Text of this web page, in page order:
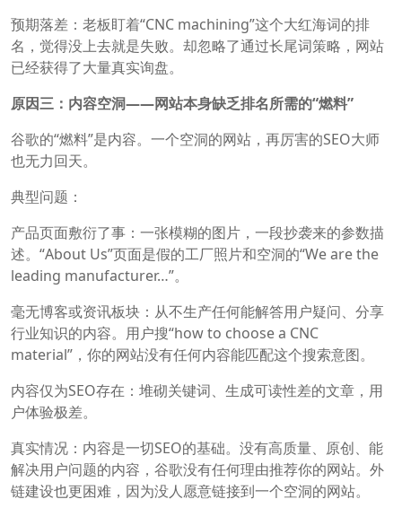
预期落差：老板盯着“CNC machining”这个大红海词的排
名，觉得没上去就是失败。却忽略了通过长尾词策略，网站
已经获得了大量真实询盘。
原因三：内容空洞——网站本身缺乏排名所需的“燃料”
谷歌的“燃料”是内容。一个空洞的网站，再厉害的SEO大师
也无力回天。
典型问题：
产品页面敷衍了事：一张模糊的图片，一段抄袭来的参数描
述。“About Us”页面是假的工厂照片和空洞的“We are the
leading manufacturer…”。
毫无博客或资讯板块：从不生产任何能解答用户疑问、分享
行业知识的内容。用户搜“how to choose a CNC
material”，你的网站没有任何内容能匹配这个搜索意图。
内容仅为SEO存在：堆砌关键词、生成可读性差的文章，用
户体验极差。
真实情况：内容是一切SEO的基础。没有高质量、原创、能
解决用户问题的内容，谷歌没有任何理由推荐你的网站。外
链建设也更困难，因为没人愿意链接到一个空洞的网站。